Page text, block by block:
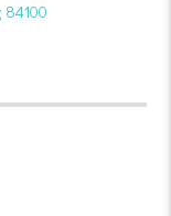
84100